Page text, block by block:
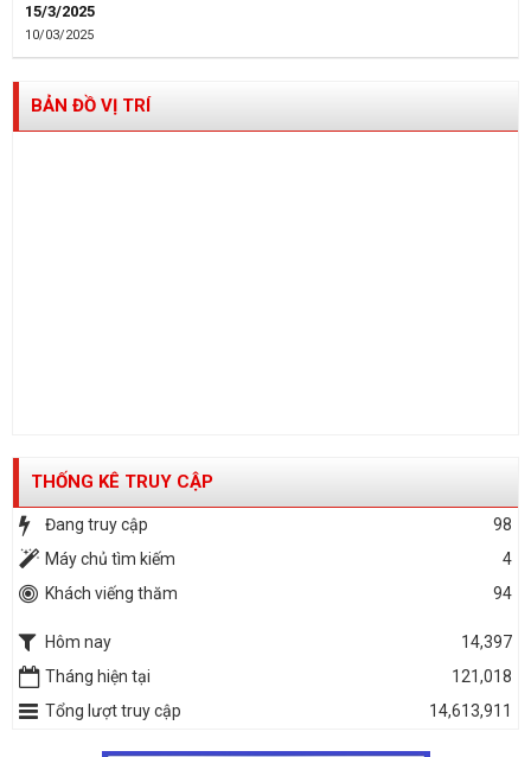
15/3/2025
10/03/2025
BẢN ĐỒ VỊ TRÍ
THỐNG KÊ TRUY CẬP
Đang truy cập
98
Máy chủ tìm kiếm
4
Khách viếng thăm
94
Hôm nay
14,397
Tháng hiện tại
121,018
Tổng lượt truy cập
14,613,911